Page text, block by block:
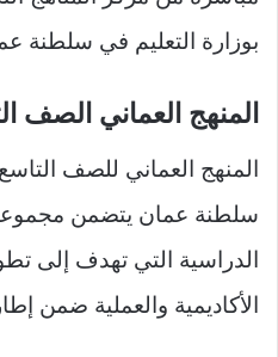
بوزارة التعليم في سلطنة
المنهج العماني الصف
سلطنة عمان يتضمن
الدراسية التي تهدف إلى
الأكاديمية والعملية ضمن